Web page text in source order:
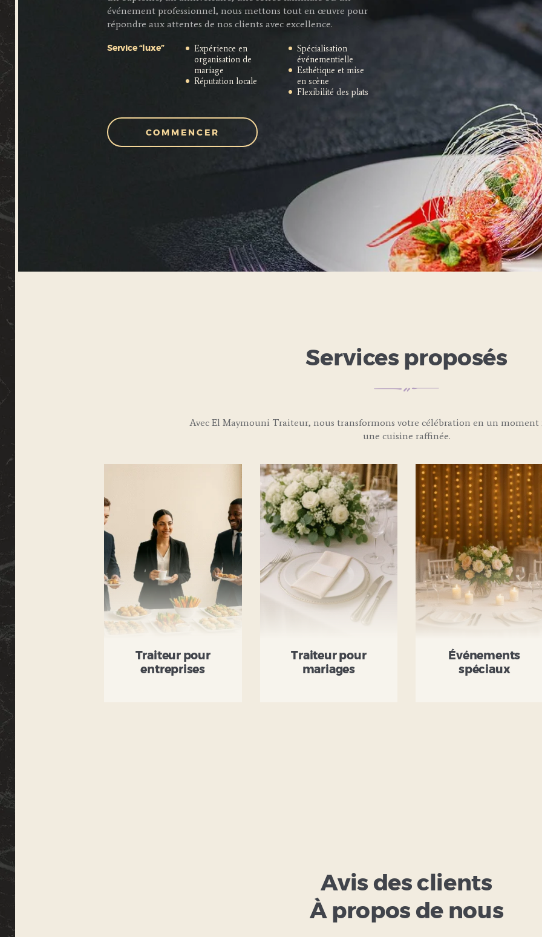
événement professionnel, nous mettons tout en œuvre pour
répondre aux attentes de nos clients avec excellence.
Service “luxe”
Expérience en
organisation de
mariage
Réputation locale
Spécialisation
événementielle
Esthétique et mise
en scène
Flexibilité des plats
COMMENCER
Services proposés
Avec El Maymouni Traiteur, nous transformons votre célébration en un moment
une cuisine raffinée.
Traiteur pour
entreprises
Traiteur pour
mariages
Événements
spéciaux
Avis des clients
À propos de nous